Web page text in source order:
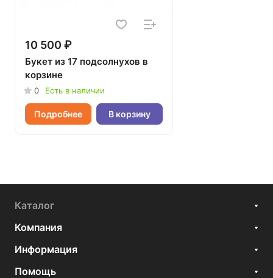
10 500 ₽
Букет из 17 подсолнухов в
корзине
0 Есть в наличии
Подробнее В корзину
Каталог
Компания
Информация
Помощь